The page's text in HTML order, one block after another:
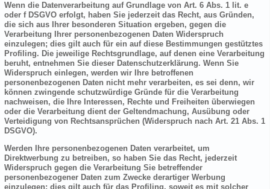
Wenn die Datenverarbeitung auf Grundlage von Art. 6 Abs. 1 lit. e
oder f DSGVO erfolgt, haben Sie jederzeit das Recht, aus Gründen,
die sich aus Ihrer besonderen Situation ergeben, gegen die
Verarbeitung Ihrer personenbezogenen Daten Widerspruch
einzulegen; dies gilt auch für ein auf diese Bestimmungen gestütztes
Profiling. Die jeweilige Rechtsgrundlage, auf denen eine Verarbeitung
beruht, entnehmen Sie dieser Datenschutzerklärung. Wenn Sie
Widerspruch einlegen, werden wir Ihre betroffenen
personenbezogenen Daten nicht mehr verarbeiten, es sei denn, wir
können zwingende schutzwürdige Gründe für die Verarbeitung
nachweisen, die Ihre Interessen, Rechte und Freiheiten überwiegen
oder die Verarbeitung dient der Geltendmachung, Ausübung oder
Verteidigung von Rechtsansprüchen (Widerspruch nach Art. 21 Abs. 1
DSGVO).
Werden Ihre personenbezogenen Daten verarbeitet, um
Direktwerbung zu betreiben, so haben Sie das Recht, jederzeit
Widerspruch gegen die Verarbeitung Sie betreffender
personenbezogener Daten zum Zwecke derartiger Werbung
einzulegen; dies gilt auch für das Profiling, soweit es mit solcher